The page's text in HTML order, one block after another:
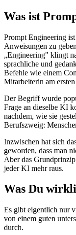
Was ist
Prompt Engineering
Anweisungen zu
„Engineering" klingt
sprachliche und
Befehle wie einem
Mitarbeiterin am
Der Begriff wurde
Frage an dieselbe KI
nachdem, wie sie
Berufszweig:
Inzwischen hat sich
geworden, dass man
Aber das
jeder KI mehr raus.
Was Du
Es gibt eigentlich nur
von einem guten
durch.